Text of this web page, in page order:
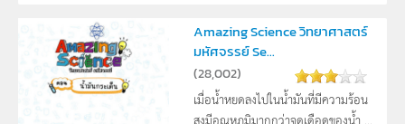
Amazing Science วิทยาศาสตร์
มหัศจรรย์ Se...
(28,002)
เมื่อน้ำหยดลงไปในน้ำมันที่มีความร้อน
สูงมีอุณหภูมิมากกว่าจุดเดือดของน้ำ ...